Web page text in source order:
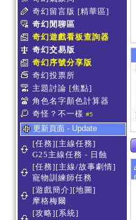
奇幻留言版 [精華區]
奇幻閒聊區
奇幻遊戲看板查詢器
奇幻交易版
奇幻序號分享版
奇幻投票所
主題討論 [焦點]
角色名字顏色計算器
奇怪？不一樣 #5
更新頁面 - Update
[任務][主線任務]
G25主線任務 - 日蝕
[任務][主線/故事劇情]
寵物訓練師任務
[遊戲簡介][地圖]
摩格梅爾
[攻略][系統]